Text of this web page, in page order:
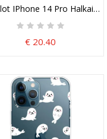
IPhone 14 Pro
€ 20.40